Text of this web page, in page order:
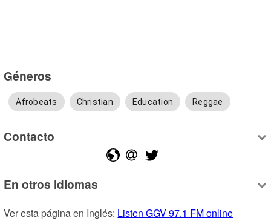
Géneros
Afrobeats Christian Education Reggae
Contacto
En otros idiomas
Ver esta página en Inglés: Listen GGV 97.1 FM online